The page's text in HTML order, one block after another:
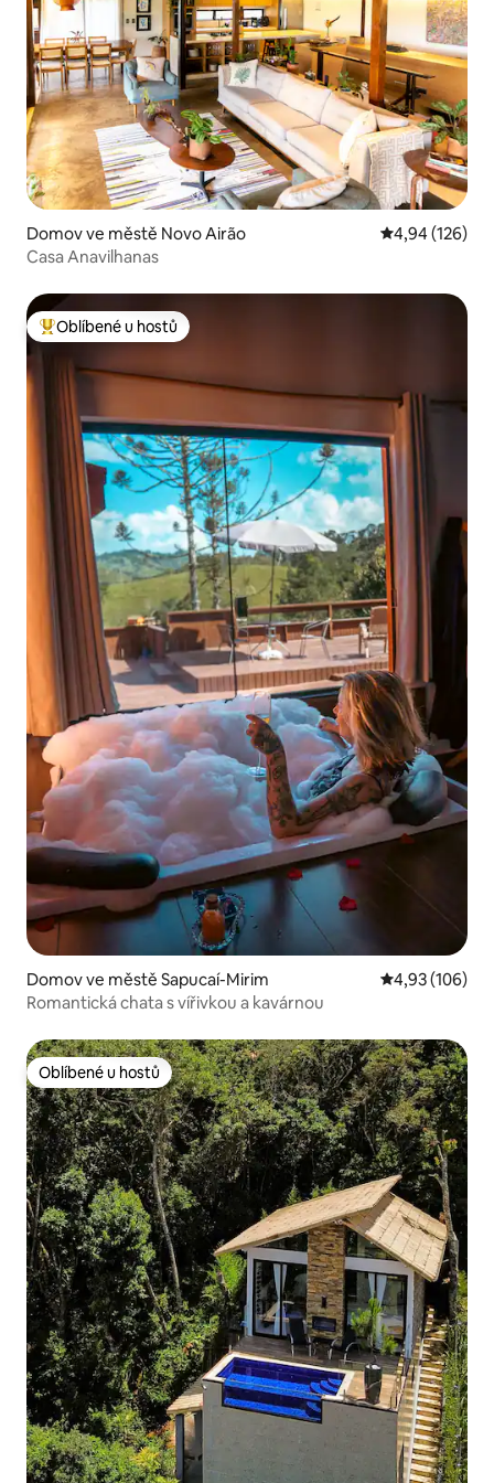
Domov ve městě Novo Airão Průměrné
4,94 (126)
Casa Anavilhanas
Nejlepší v kategorii Oblíbené u hostů
Oblíbené u hostů
Domov ve městě Sapucaí-Mirim Průměrné
4,93 (106)
Romantická chata s vířivkou a kavárnou
Oblíbené u hostů
Oblíbené u hostů